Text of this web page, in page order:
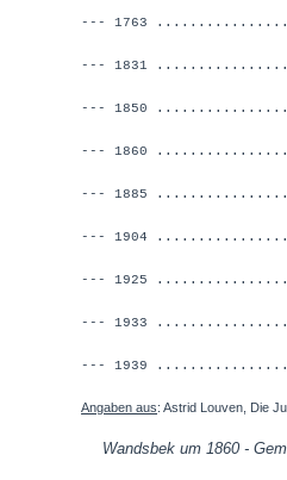
--- 1763
--- 1831
--- 1850
--- 1860
--- 1885
--- 1904
--- 1925
--- 1933
--- 1939
Angaben aus: Astrid Louven, Die
Wandsbek um 1860 -